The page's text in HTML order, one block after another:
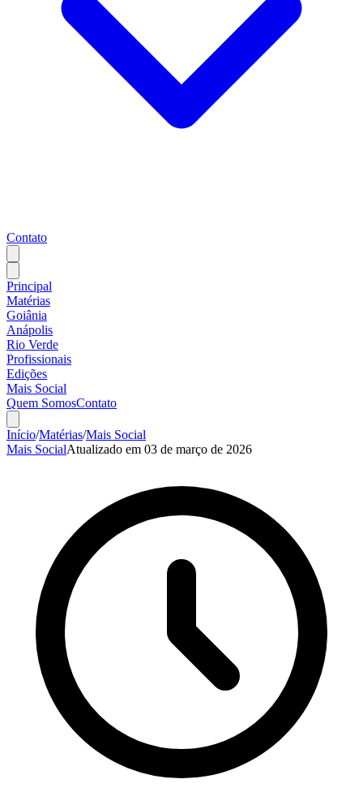
Contato
Principal
Matérias
Goiânia
Anápolis
Rio Verde
Profissionais
Edições
Mais Social
Quem SomosContato
Início/Matérias/Mais Social
Mais SocialAtualizado em 03 de março de 2026